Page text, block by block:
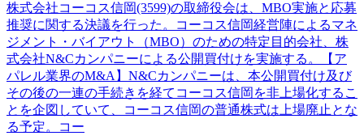
株式会社コーコス信岡(3599)の取締役会は、MBO実施と応募
推奨に関する決議を行った。コーコス信岡経営陣によるマネ
ジメント・バイアウト（MBO）のための特定目的会社、株
式会社N&Cカンパニーによる公開買付けを実施する。【ア
パレル業界のM&A】N&Cカンパニーは、本公開買付け及び
その後の一連の手続きを経てコーコス信岡を非上場化するこ
とを企図していて、コーコス信岡の普通株式は上場廃止とな
る予定。コー